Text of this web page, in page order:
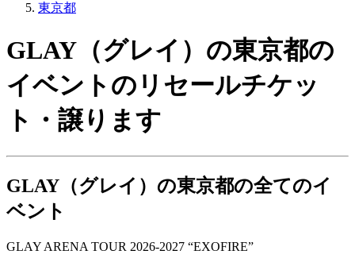
東京都
GLAY（グレイ）の東京都の
イベントのリセールチケッ
ト・譲ります
GLAY（グレイ）の東京都の全てのイ
ベント
GLAY ARENA TOUR 2026-2027 “EXOFIRE”